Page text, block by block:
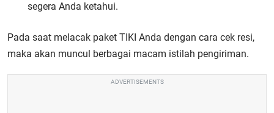
segera Anda ketahui.
Pada saat melacak paket TIKI Anda dengan cara cek resi,
maka akan muncul berbagai macam istilah pengiriman.
ADVERTISEMENTS